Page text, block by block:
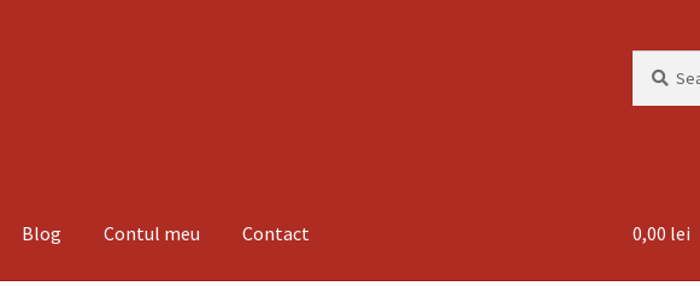
for:
Blog Contul meu Contact 0,00 lei